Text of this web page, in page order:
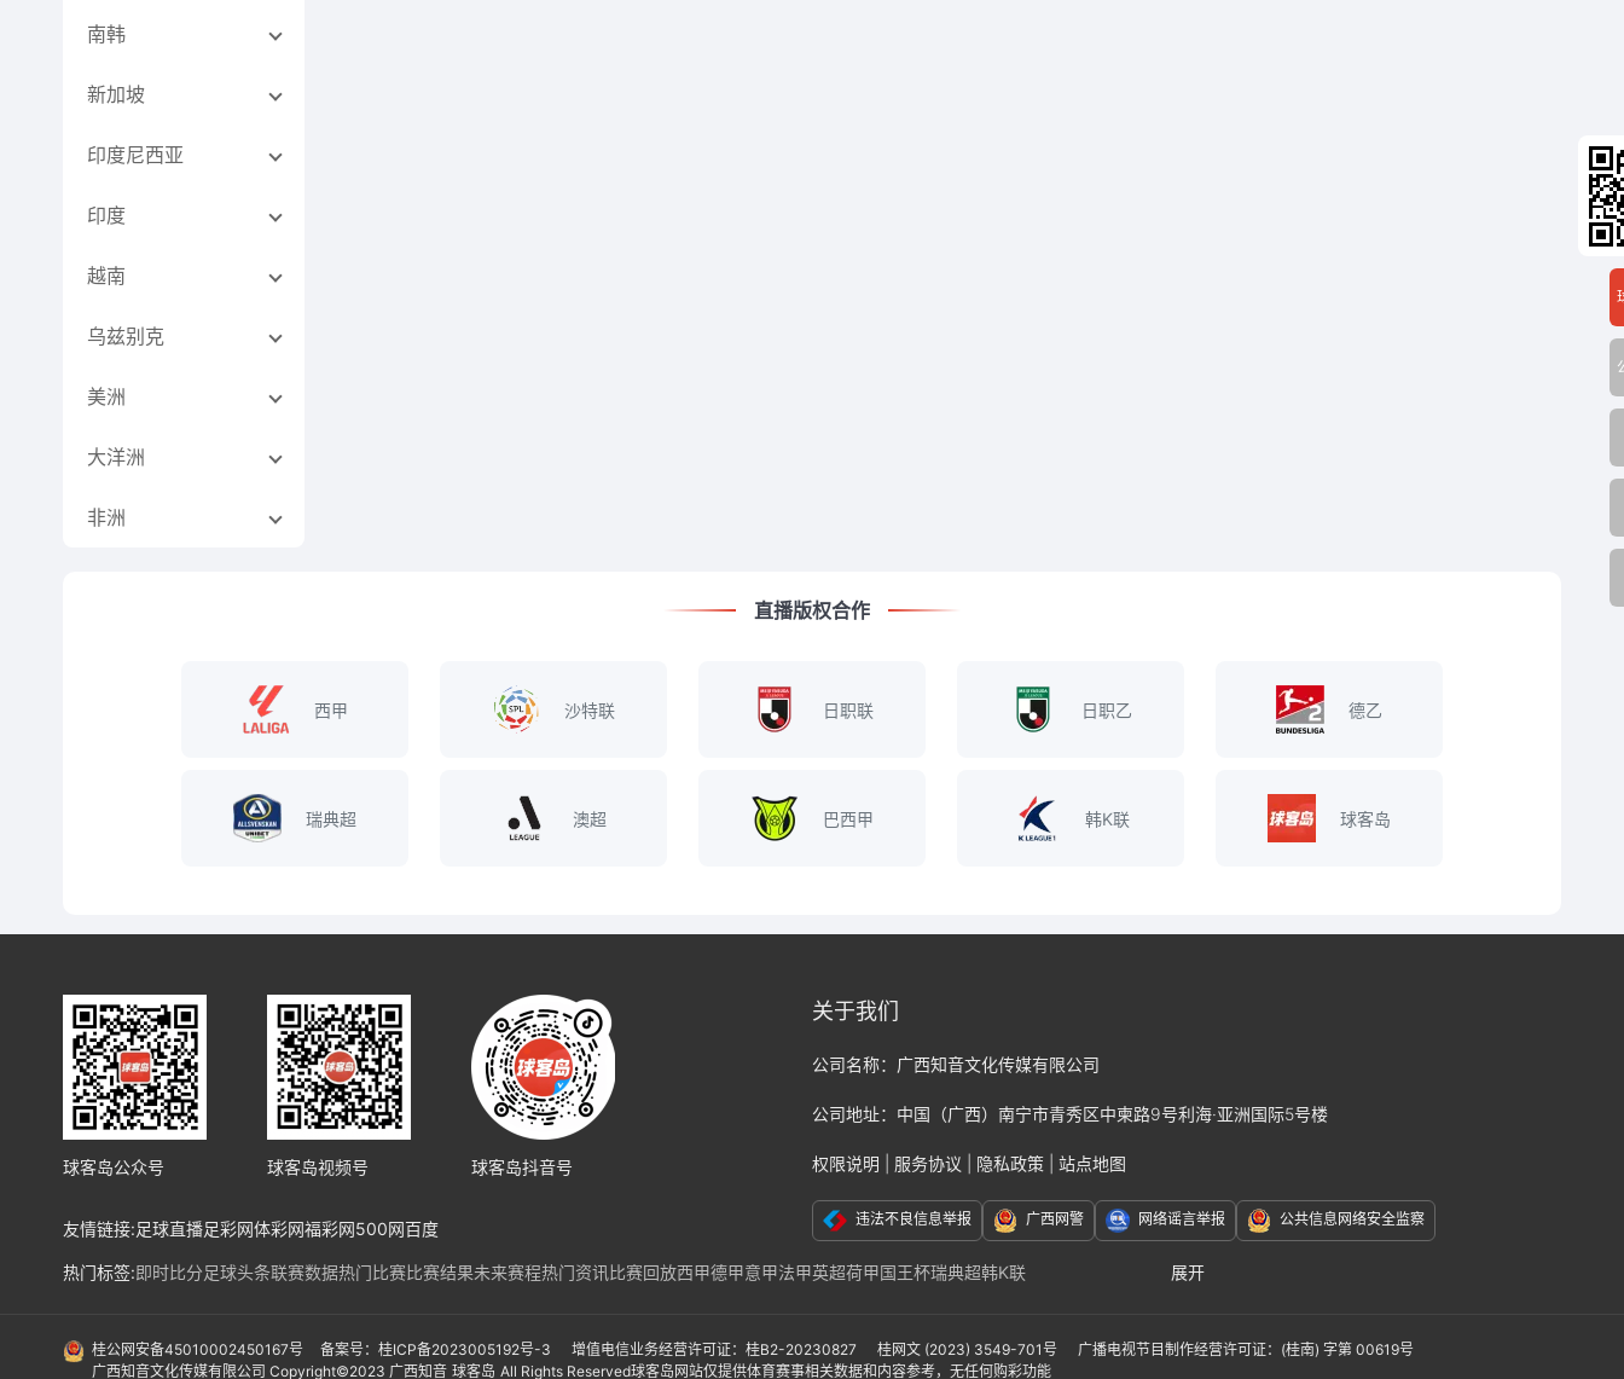
南韩
新加坡
印度尼西亚
印度
越南
乌兹别克
美洲
大洋洲
非洲
直播版权合作
西甲 沙特联 日职联 日职乙 德乙
瑞典超 澳超 巴西甲 韩K联 球客岛
球客岛公众号 球客岛视频号 球客岛抖音号
友情链接:足球直播足彩网体彩网福彩网500网百度
关于我们
公司名称： 广西知音文化传媒有限公司
公司地址： 中国（广西）南宁市青秀区中柬路9号利海·亚洲国际5号楼
权限说明 服务协议 隐私政策 站点地图
违法不良信息举报 广西网警 网络谣言举报 公共信息网络安全监察
热门标签:即时比分足球头条联赛数据热门比赛比赛结果未来赛程热门资讯 比赛回放西甲德甲意甲法甲英超荷甲国王杯瑞典超韩K联
展开
国际赛事:亚洲预选赛欧洲预选赛 南美预选赛北美预选赛欧冠欧协联 亚冠亚洲杯美洲杯美职联 墨西哥联赛非洲杯日本职业联赛J1日本职业联赛J2
桂公网安备45010002450167号 备案号：桂ICP备2023005192号-3 增值电信业务经营许可证：桂B2-20230827 桂网文 (2023) 3549-701号
广播电视节目制作经营许可证：(桂南) 字第 00619号
广西知音文化传媒有限公司 Copyright©2023 广西知音 球客岛 All Rights Reserved球客岛网站仅提供体育赛事相关数据和内容参考，无任何购彩功能